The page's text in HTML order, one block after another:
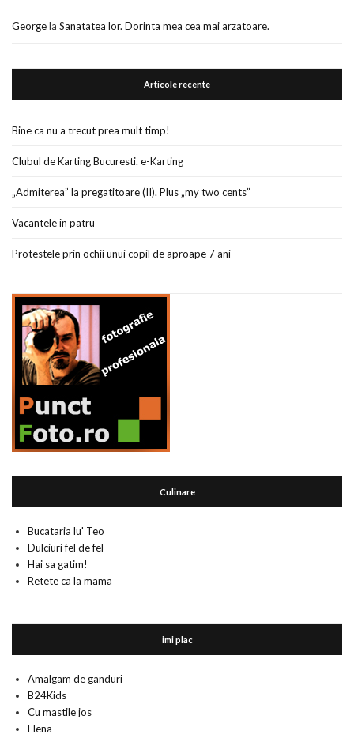
Georgela Sanatatea lor. Dorinta mea cea mai arzatoare.
Articole recente
Bine ca nu a trecut prea mult timp!
Clubul de Karting Bucuresti. e-Karting
„Admiterea” la pregatitoare (II). Plus „my two cents”
Vacantele in patru
Protestele prin ochii unui copil de aproape 7 ani
Culinare
Bucataria lu' Teo
Dulciuri fel de fel
Hai sa gatim!
Retete ca la mama
imi plac
Amalgam de ganduri
B24Kids
Cu mastile jos
Elena